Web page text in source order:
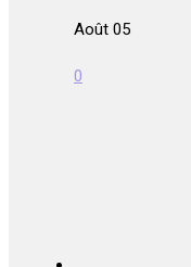
Août 05
0